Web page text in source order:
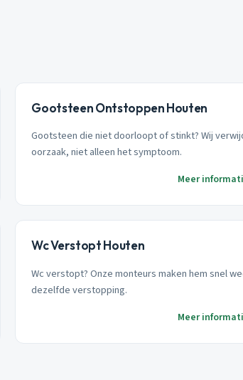
Gootsteen Ontstoppen Houten
Gootsteen die niet doorloopt of stinkt? Wij
oorzaak, niet alleen het symptoom.
Meer
Wc Verstopt Houten
Wc verstopt? Onze monteurs maken hem snel
dezelfde verstopping.
Meer